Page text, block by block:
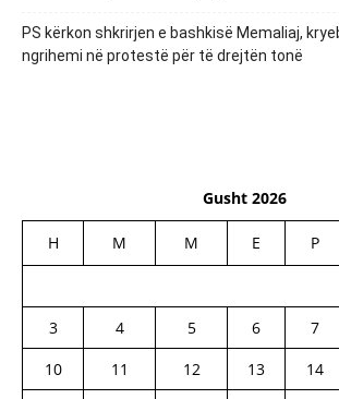
PS kërkon shkrirjen e bashkisë Memaliaj,
ngrihemi në protestë për të drejtën tonë
Gusht 2026
H M M E P
3
4 5 6 7
10
11 12 13 14